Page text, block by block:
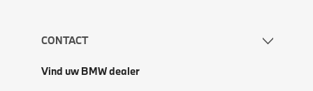
CONTACT
Vind uw BMW dealer